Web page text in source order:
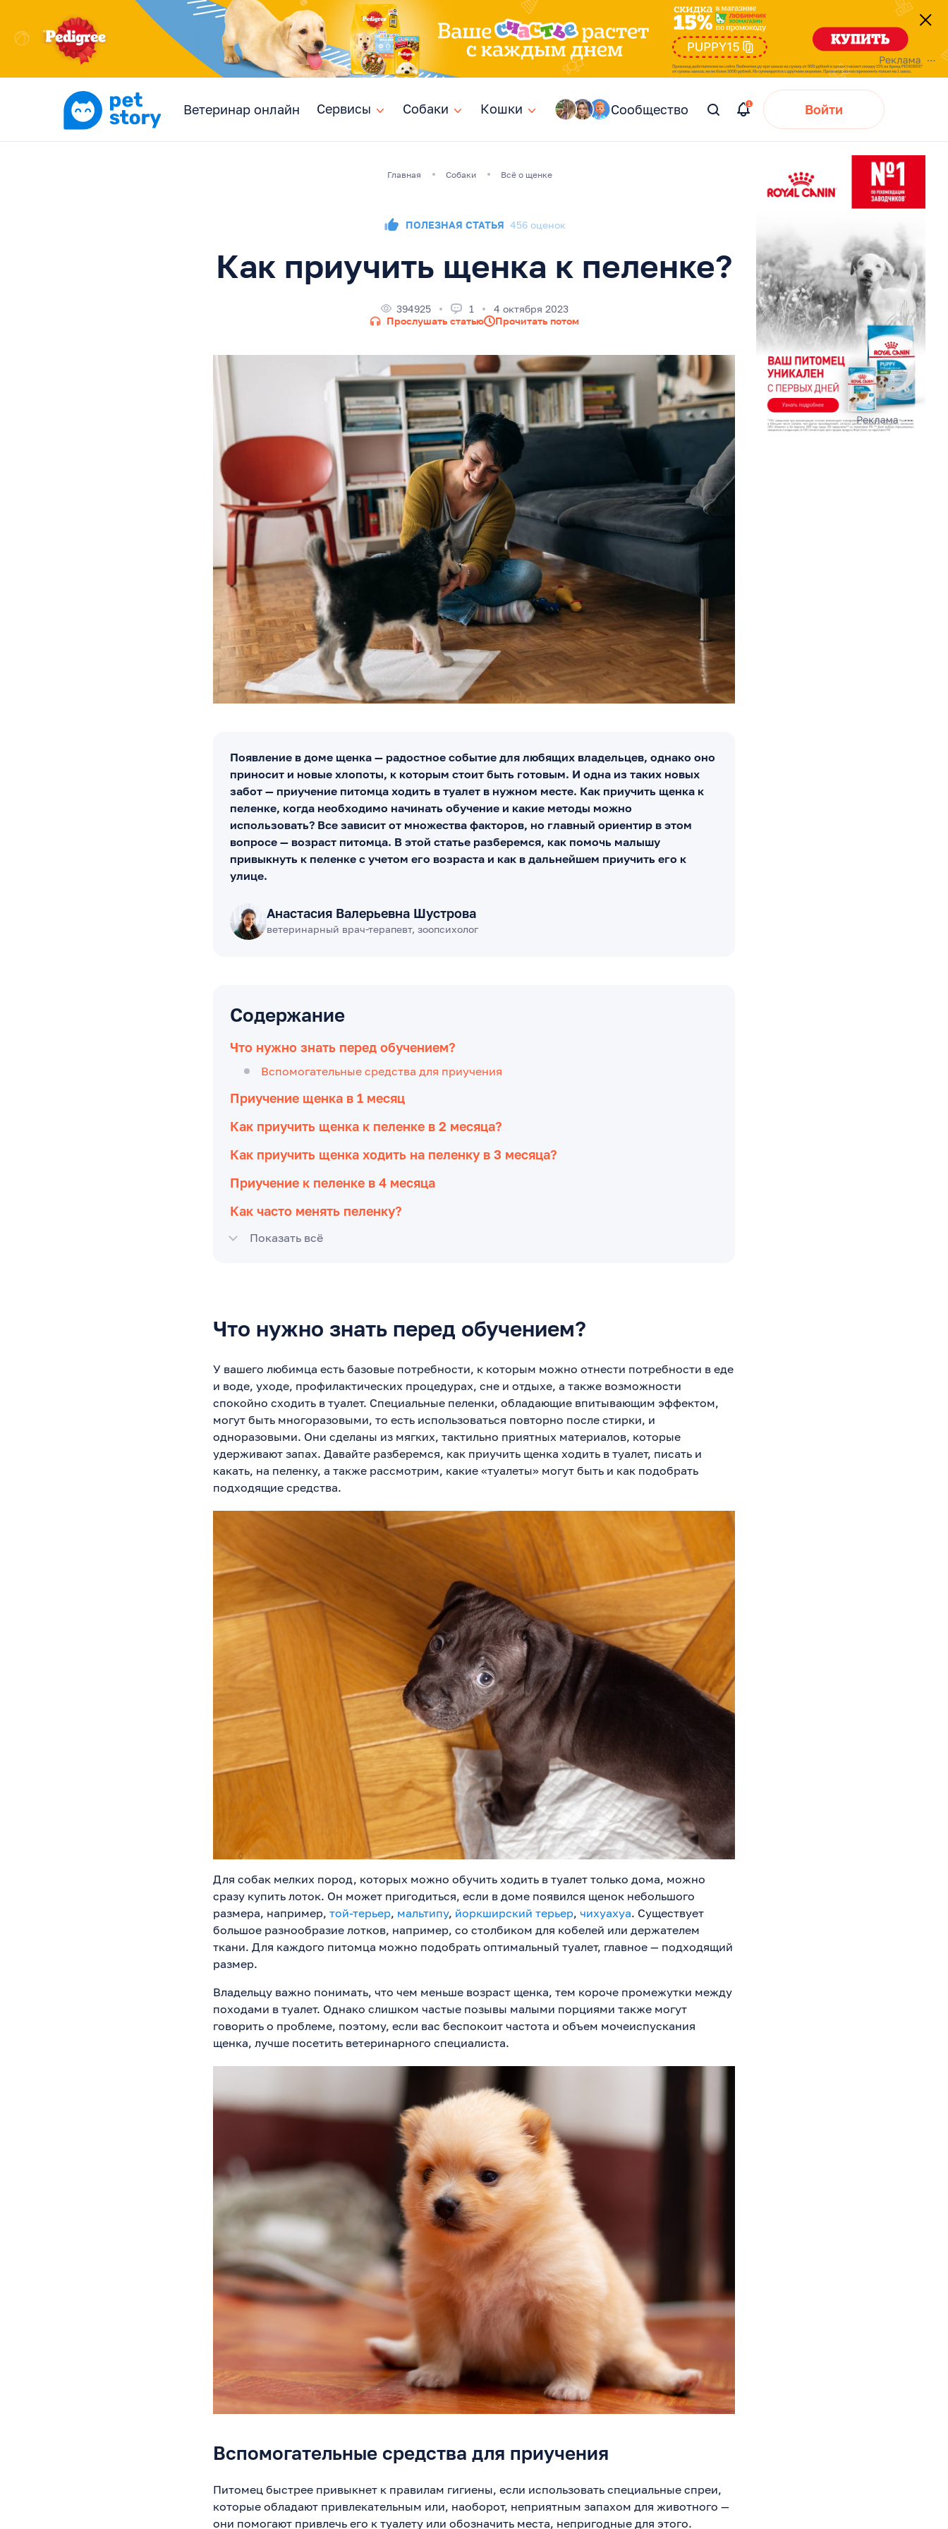
Ветеринар онлайн Сервисы
Сервисы Собаки
Собаки Кошки
Кошки Сообщество Войти
Главная Собаки Всё о щенке
ПОЛЕЗНАЯ СТАТЬЯ 456 оценок
Как приучить щенка к пеленке?
394925 1
4 октября 2023
Прослушать статью
Прочитать потом
Появление в доме щенка — радостное событие для любящих владельцев, однако оно
приносит и новые хлопоты, к которым стоит быть готовым. И одна из таких новых
забот — приучение питомца ходить в туалет в нужном месте. Как приучить щенка к
пеленке, когда необходимо начинать обучение и какие методы можно
использовать? Все зависит от множества факторов, но главный ориентир в этом
вопросе — возраст питомца. В этой статье разберемся, как помочь малышу
привыкнуть к пеленке с учетом его возраста и как в дальнейшем приучить его к
улице.
Анастасия Валерьевна Шустрова
ветеринарный врач-терапевт, зоопсихолог
Содержание
Что нужно знать перед обучением?
Вспомогательные средства для приучения
Приучение щенка в 1 месяц
Как приучить щенка к пеленке в 2 месяца?
Как приучить щенка ходить на пеленку в 3 месяца?
Приучение к пеленке в 4 месяца
Как часто менять пеленку?
Показать всё
Что нужно знать перед обучением?
У вашего любимца есть базовые потребности, к которым можно отнести потребности в еде
и воде, уходе, профилактических процедурах, сне и отдыхе, а также возможности
спокойно сходить в туалет. Специальные пеленки, обладающие впитывающим эффектом,
могут быть многоразовыми, то есть использоваться повторно после стирки, и
одноразовыми. Они сделаны из мягких, тактильно приятных материалов, которые
удерживают запах. Давайте разберемся, как приучить щенка ходить в туалет, писать и
какать, на пеленку, а также рассмотрим, какие «туалеты» могут быть и как подобрать
подходящие средства.
Для собак мелких пород, которых можно обучить ходить в туалет только дома, можно
сразу купить лоток. Он может пригодиться, если в доме появился щенок небольшого
размера, например, той-терьер, мальтипу, йоркширский терьер, чихуахуа. Существует
большое разнообразие лотков, например, со столбиком для кобелей или держателем
ткани. Для каждого питомца можно подобрать оптимальный туалет, главное — подходящий
размер.
Владельцу важно понимать, что чем меньше возраст щенка, тем короче промежутки между
походами в туалет. Однако слишком частые позывы малыми порциями также могут
говорить о проблеме, поэтому, если вас беспокоит частота и объем мочеиспускания
щенка, лучше посетить ветеринарного специалиста.
Вспомогательные средства для приучения
Питомец быстрее привыкнет к правилам гигиены, если использовать специальные спреи,
которые обладают привлекательным или, наоборот, неприятным запахом для животного —
они помогают привлечь его к туалету или обозначить места, непригодные для этого.